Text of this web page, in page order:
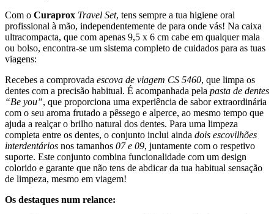
Com o Curaprox Travel Set, tens sempre a tua higiene oral
profissional à mão, independentemente de para onde vás! Na caixa
ultracompacta, que com apenas 9,5 x 6 cm cabe em qualquer mala
ou bolso, encontra-se um sistema completo de cuidados para as tuas
viagens:
Recebes a comprovada escova de viagem CS 5460, que limpa os
dentes com a precisão habitual. É acompanhada pela pasta de dentes
“Be you”, que proporciona uma experiência de sabor extraordinária
com o seu aroma frutado a pêssego e alperce, ao mesmo tempo que
ajuda a realçar o brilho natural dos dentes. Para uma limpeza
completa entre os dentes, o conjunto inclui ainda dois escovilhões
interdentários nos tamanhos 07 e 09, juntamente com o respetivo
suporte. Este conjunto combina funcionalidade com um design
colorido e garante que não tens de abdicar da tua habitual sensação
de limpeza, mesmo em viagem!
Os destaques num relance: